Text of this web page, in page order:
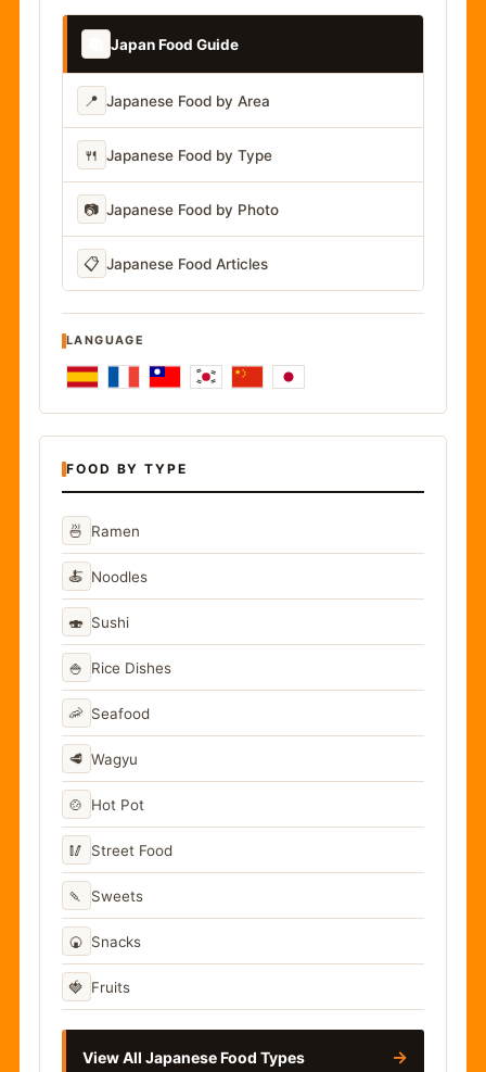
Japan Food Guide
📍 Japanese Food by Area
🍴 Japanese Food by Type
📷 Japanese Food by Photo
📋 Japanese Food Articles
LANGUAGE
FOOD BY TYPE
🍜 Ramen
🍝 Noodles
🍣 Sushi
🍚 Rice Dishes
🦐 Seafood
🥩 Wagyu
🍲 Hot Pot
🥢 Street Food
🍡 Sweets
🍘 Snacks
🍓 Fruits
View All Japanese Food Types →